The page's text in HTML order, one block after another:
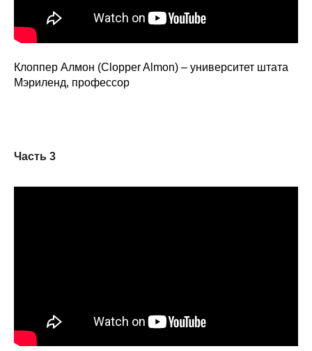
Клоппер Алмон (Clopper Almon) – университет штата
Мэриленд, профессор
Часть 3